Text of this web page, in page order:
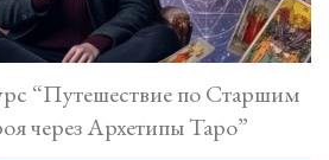
“Путешествие по Старшим
через Архетипы Таро”